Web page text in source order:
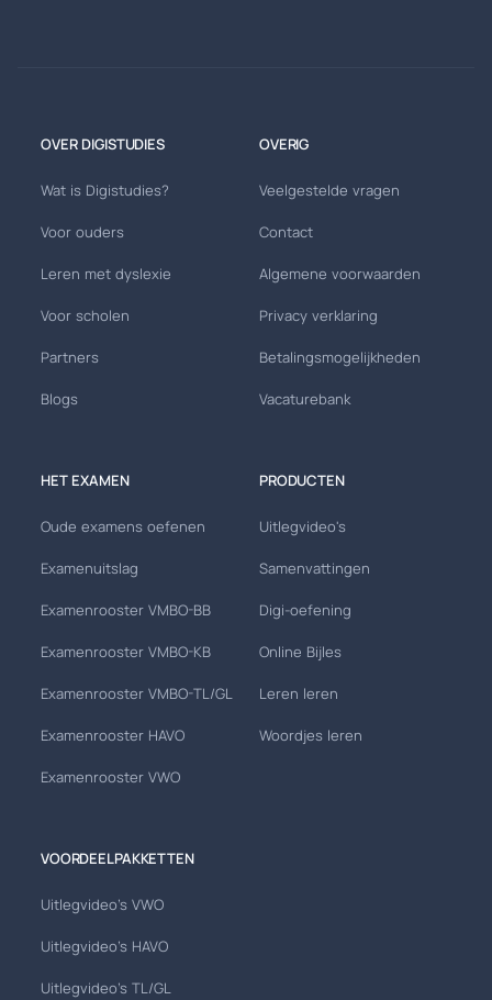
OVER DIGISTUDIES
Wat is Digistudies?
Voor ouders
Leren met dyslexie
Voor scholen
Partners
Blogs
OVERIG
Veelgestelde vragen
Contact
Algemene voorwaarden
Privacy verklaring
Betalingsmogelijkheden
Vacaturebank
HET EXAMEN
Oude examens oefenen
Examenuitslag
Examenrooster VMBO-BB
Examenrooster VMBO-KB
Examenrooster VMBO-TL/GL
Examenrooster HAVO
Examenrooster VWO
PRODUCTEN
Uitlegvideo's
Samenvattingen
Digi-oefening
Online Bijles
Leren leren
Woordjes leren
VOORDEELPAKKETTEN
Uitlegvideo's VWO
Uitlegvideo's HAVO
Uitlegvideo's TL/GL